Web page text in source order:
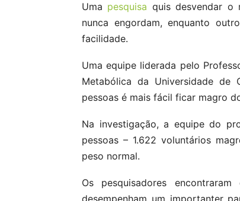
Uma pesquisa quis desvendar o
nunca engordam, enquanto
facilidade.
Uma equipe liderada pelo
Metabólica da Universidade de
pessoas é mais fácil ficar magro
Na investigação, a equipe do
pessoas – 1.622 voluntários
peso normal.
Os pesquisadores
desempenham um importanter